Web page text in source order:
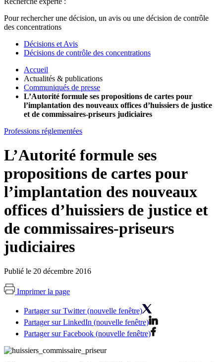
Pour rechercher une décision, un avis ou une décision de contrôle
des concentrations
Décisions et Avis
Décisions de contrôle des concentrations
Accueil
Actualités & publications
Communiqués de presse
L’Autorité formule ses propositions de cartes pour
l’implantation des nouveaux offices d’huissiers de justice
et de commissaires-priseurs judiciaires
Professions réglementées
L’Autorité formule ses
propositions de cartes pour
l’implantation des nouveaux
offices d’huissiers de justice et
de commissaires-priseurs
judiciaires
Publié le 20 décembre 2016
Imprimer la page
Partager sur Twitter (nouvelle fenêtre)
Partager sur LinkedIn (nouvelle fenêtre)
Partager sur Facebook (nouvelle fenêtre)